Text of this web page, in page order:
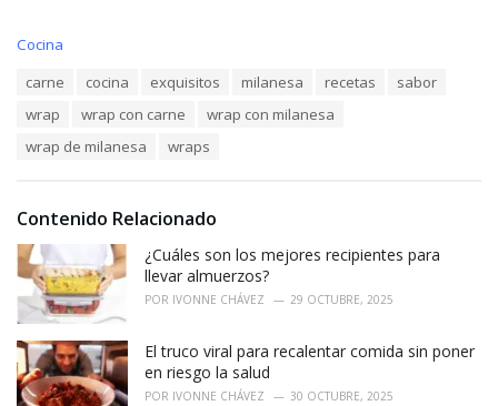
C
s
:
Cocina
carne cocina exquisitos milanesa recetas
sabor
wrap
wrap con carne
wrap con milanesa
wrap de milanesa
wraps
Contenido Relacionado
¿Cuáles son los mejores recipientes para
llevar almuerzos?
POR IVONNE CHÁVEZ 29 OCTUBRE, 2025
El truco viral para recalentar comida sin poner
en riesgo la salud
POR IVONNE CHÁVEZ 30 OCTUBRE, 2025